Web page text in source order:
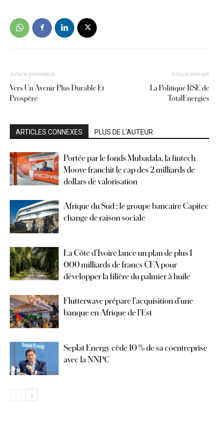
Article précédent
Vers Un Avenir Plus Durable Et
Prospère
Article suivant
La Politique RSE de
TotalEnergies
ARTICLES CONNEXES PLUS DE L'AUTEUR
Portée par le fonds Mubadala, la fintech
Moove franchit le cap des 2 milliards de
dollars de valorisation
Afrique du Sud : le groupe bancaire Capitec
change de raison sociale
La Côte d’Ivoire lance un plan de plus 1
000 milliards de francs CFA pour
développer la filière du palmier à huile
Flutterwave prépare l’acquisition d’une
banque en Afrique de l’Est
Seplat Energy cède 10 % de sa coentreprise
avec la NNPC